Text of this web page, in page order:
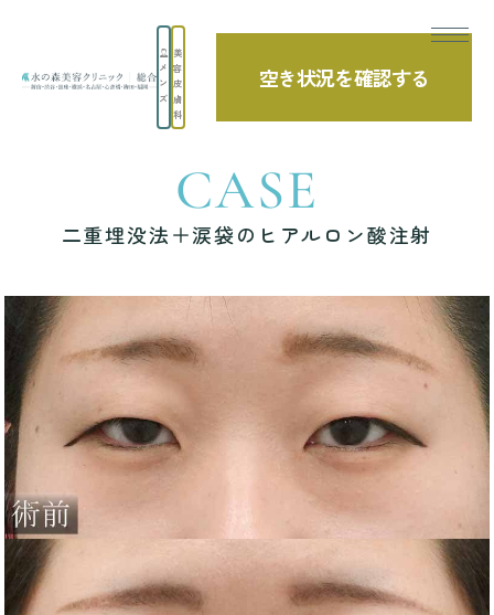
メ
ン
ズ
美
容
皮
膚
科
空き状況を確認する
TOP 症例写真 二重埋没法＋涙袋のヒアルロン酸注射
CASE
二重埋没法＋涙袋のヒアルロン酸注射